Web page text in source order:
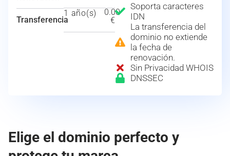
Transferencia
1 año(s)
0.00
€
Soporta caracteres
IDN
La transferencia del
dominio no extiende
la fecha de
renovación.
Sin Privacidad WHOIS
DNSSEC
Elige el dominio perfecto y